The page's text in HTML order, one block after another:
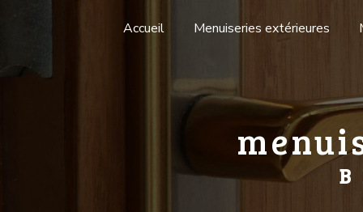
Accueil Menuiseries extérieures